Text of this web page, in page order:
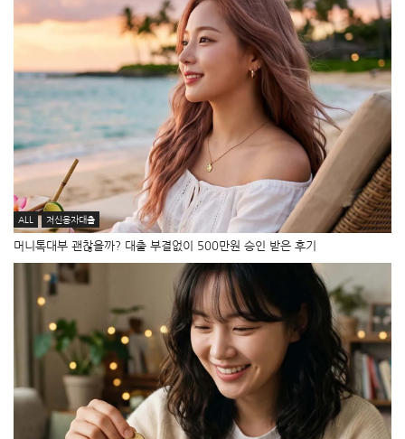
ALL 저신용자대출
머니톡대부 괜찮을까? 대출 부결없이 500만원 승인 받은 후기